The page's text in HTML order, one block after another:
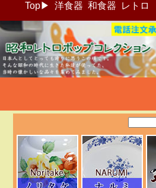
Top▶ 洋食器 和食器 レトロ
昭和レトロポッ
貨通販＠フ